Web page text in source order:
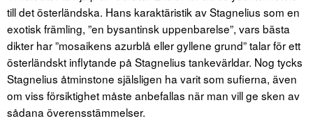
till det österländska. Hans karaktäristik av Stagnelius som en
exotisk främling, ”en bysantinsk uppenbarelse”, vars bästa
dikter har ”mosaikens azurblå eller gyllene grund” talar för ett
österländskt inflytande på Stagnelius tankevärldar. Nog tycks
Stagnelius åtminstone själsligen ha varit som sufierna, även
om viss försiktighet måste anbefallas när man vill ge sken av
sådana överensstämmelser.